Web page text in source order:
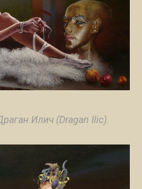
Илич (Dragan Ilic).